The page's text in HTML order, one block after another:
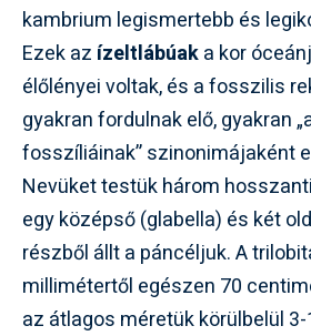
kambrium legismertebb és
Ezek az ízeltlábúaka kor
élőlényei voltak, és a fosszilis
gyakran fordulnak elő, gyakran
fosszíliáinak” szinonimájaként
Nevüket testük három
egy középső (glabella) és két
részből állt a páncéljuk. A
millimétertől egészen 70
az átlagos méretük körülbelül